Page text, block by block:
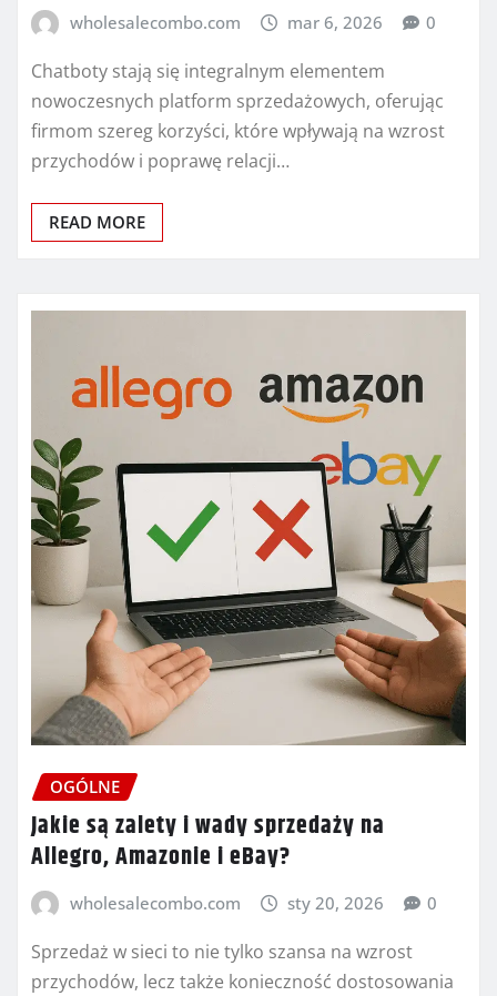
wholesalecombo.com mar 6, 2026 0
Chatboty stają się integralnym elementem
nowoczesnych platform sprzedażowych, oferując
firmom szereg korzyści, które wpływają na wzrost
przychodów i poprawę relacji…
READ MORE
OGÓLNE
Jakie są zalety i wady sprzedaży na
Allegro, Amazonie i eBay?
wholesalecombo.com sty 20, 2026 0
Sprzedaż w sieci to nie tylko szansa na wzrost
przychodów, lecz także konieczność dostosowania